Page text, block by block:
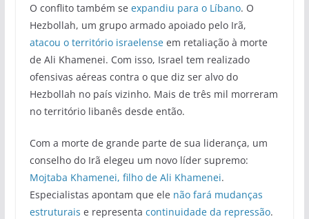
O conflito também se expandiu para o Líbano. O
Hezbollah, um grupo armado apoiado pelo Irã,
atacou o território israelenseem retaliação à morte
de Ali Khamenei. Com isso, Israel tem realizado
ofensivas aéreas contra o que diz ser alvo do
Hezbollah no país vizinho. Mais de três mil morreram
no território libanês desde então.
Com a morte de grande parte de sua liderança, um
conselho do Irã elegeu um novo líder supremo:
Mojtaba Khamenei, filho de Ali Khamenei.
Especialistas apontam que ele não fará mudanças
estruturais e representa continuidade da repressão.